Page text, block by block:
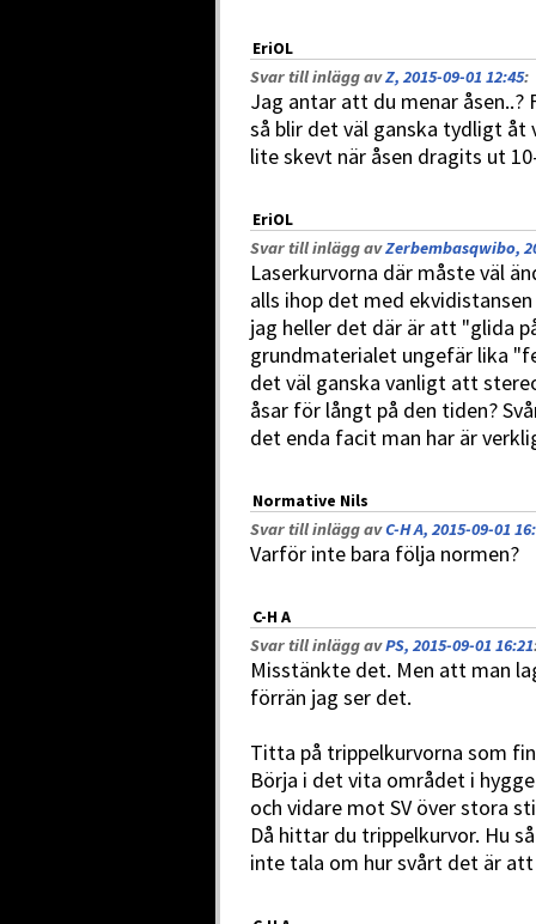
EriOL
Svar till inlägg avZ, 2015-09-01 12:45:
Jag antar att du menar
så blir det väl ganska tydligt
lite skevt när åsen dragits ut
EriOL
Svar till inlägg avZerbembasqwibo,
Laserkurvorna där måste väl
alls ihop det med
jag heller det där är att "glida
grundmaterialet ungefär lika
det väl ganska vanligt att
åsar för långt på den tiden?
det enda facit man har är
Normative Nils
Svar till inlägg avC-H A, 2015-09-01
Varför inte bara följa normen?
C-H A
Svar till inlägg avPS, 2015-09-01 16:21
Misstänkte det. Men att man
förrän jag ser det.
Titta på trippelkurvorna som
Börja i det vita området i
och vidare mot SV över stora
Då hittar du trippelkurvor. Hu
inte tala om hur svårt det är